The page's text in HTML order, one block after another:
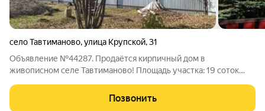
село Тавтиманово,улица Крупской,31
Объявление №44287. Продаётся кирпичный дом в
живописном селе Тавтиманово! Площадь участка: 19 соток
Огромный, ровный и ухоженный. На
Позвонить